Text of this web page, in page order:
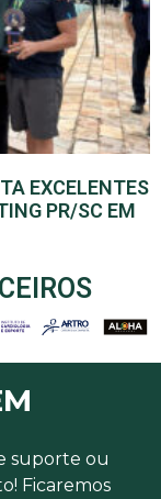
EXCELENTES
PR/SC EM
suporte ou
Ficaremos